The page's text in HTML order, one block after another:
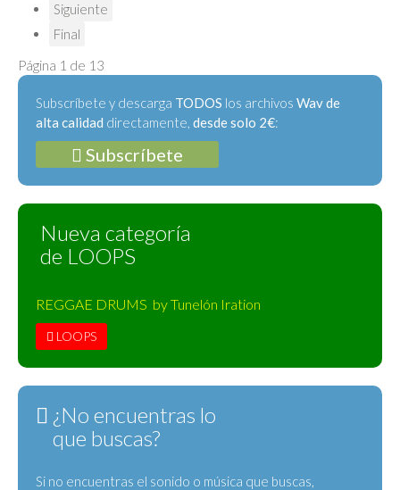
Siguiente
Final
Página 1 de 13
Subscríbete y descarga TODOS los archivos Wav de
alta calidad directamente, desde solo 2€:
Subscríbete
Nueva categoría
de LOOPS
REGGAE DRUMS by Tunelón Iration
LOOPS
¿No encuentras lo
que buscas?
Si no encuentras el sonido o música que buscas,